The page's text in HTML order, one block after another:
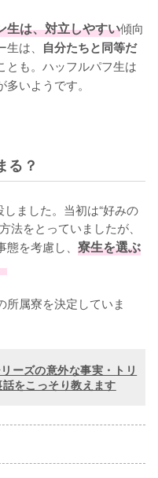
生は、対立しやすい傾向
は、 自分たちと同等だ
とも。ハッフルパフ生は
多いようです。
る？
ました。当初は“好みの
法をとっていましたが、
を考慮し、 寮生を選ぶ
所属寮を決定していま
ーズの意外な事実・トリ
をこっそり教えます